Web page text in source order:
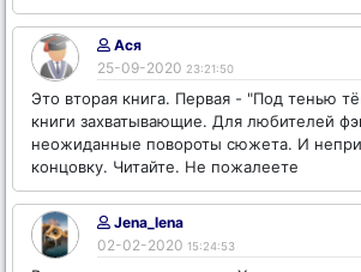
Ася
25-09-2020 23:21:50
Это вторая книга. Первая - "Под тенью
книги захватывающие. Для любителей
неожиданные повороты сюжета. И
концовку. Читайте. Не пожалеете
Jena_lena
02-02-2020 15:24:53